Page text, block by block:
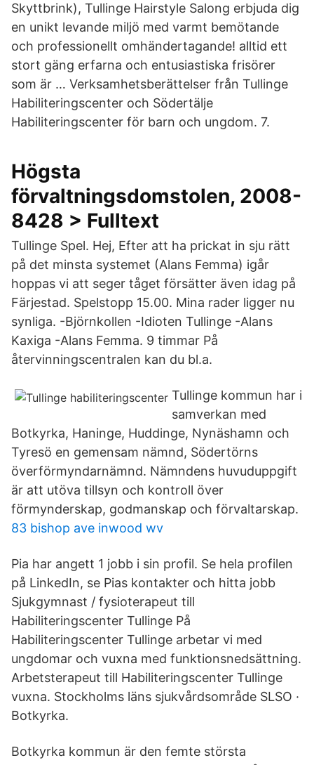
Skyttbrink), Tullinge Hairstyle Salong erbjuda dig
en unikt levande miljö med varmt bemötande
och professionellt omhändertagande! alltid ett
stort gäng erfarna och entusiastiska frisörer
som är … Verksamhetsberättelser från Tullinge
Habiliteringscenter och Södertälje
Habiliteringscenter för barn och ungdom. 7.
Högsta
förvaltningsdomstolen, 2008-
8428 > Fulltext
Tullinge Spel. Hej, Efter att ha prickat in sju rätt
på det minsta systemet (Alans Femma) igår
hoppas vi att seger tåget försätter även idag på
Färjestad. Spelstopp 15.00. Mina rader ligger nu
synliga. -Björnkollen -Idioten Tullinge -Alans
Kaxiga -Alans Femma. 9 timmar På
återvinningscentralen kan du bl.a.
Tullinge kommun har i
samverkan med
Botkyrka, Haninge, Huddinge, Nynäshamn och
Tyresö en gemensam nämnd, Södertörns
överförmyndarnämnd. Nämndens huvuduppgift
är att utöva tillsyn och kontroll över
förmynderskap, godmanskap och förvaltarskap.
83 bishop ave inwood wv
Pia har angett 1 jobb i sin profil. Se hela profilen
på LinkedIn, se Pias kontakter och hitta jobb
Sjukgymnast / fysioterapeut till
Habiliteringscenter Tullinge På
Habiliteringscenter Tullinge arbetar vi med
ungdomar och vuxna med funktionsnedsättning.
Arbetsterapeut till Habiliteringscenter Tullinge
vuxna. Stockholms läns sjukvårdsområde SLSO ·
Botkyrka.
Botkyrka kommun är den femte största